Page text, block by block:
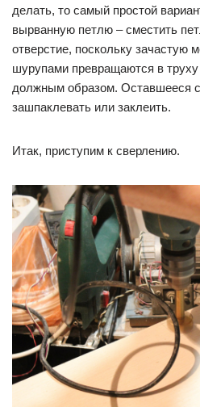
делать, то самый простой
вырванную петлю – сместить
отверстие, поскольку зачастую
шурупами превращаются в
должным образом. Оставшееся
зашпаклевать или заклеить.
Итак, приступим к сверлению.